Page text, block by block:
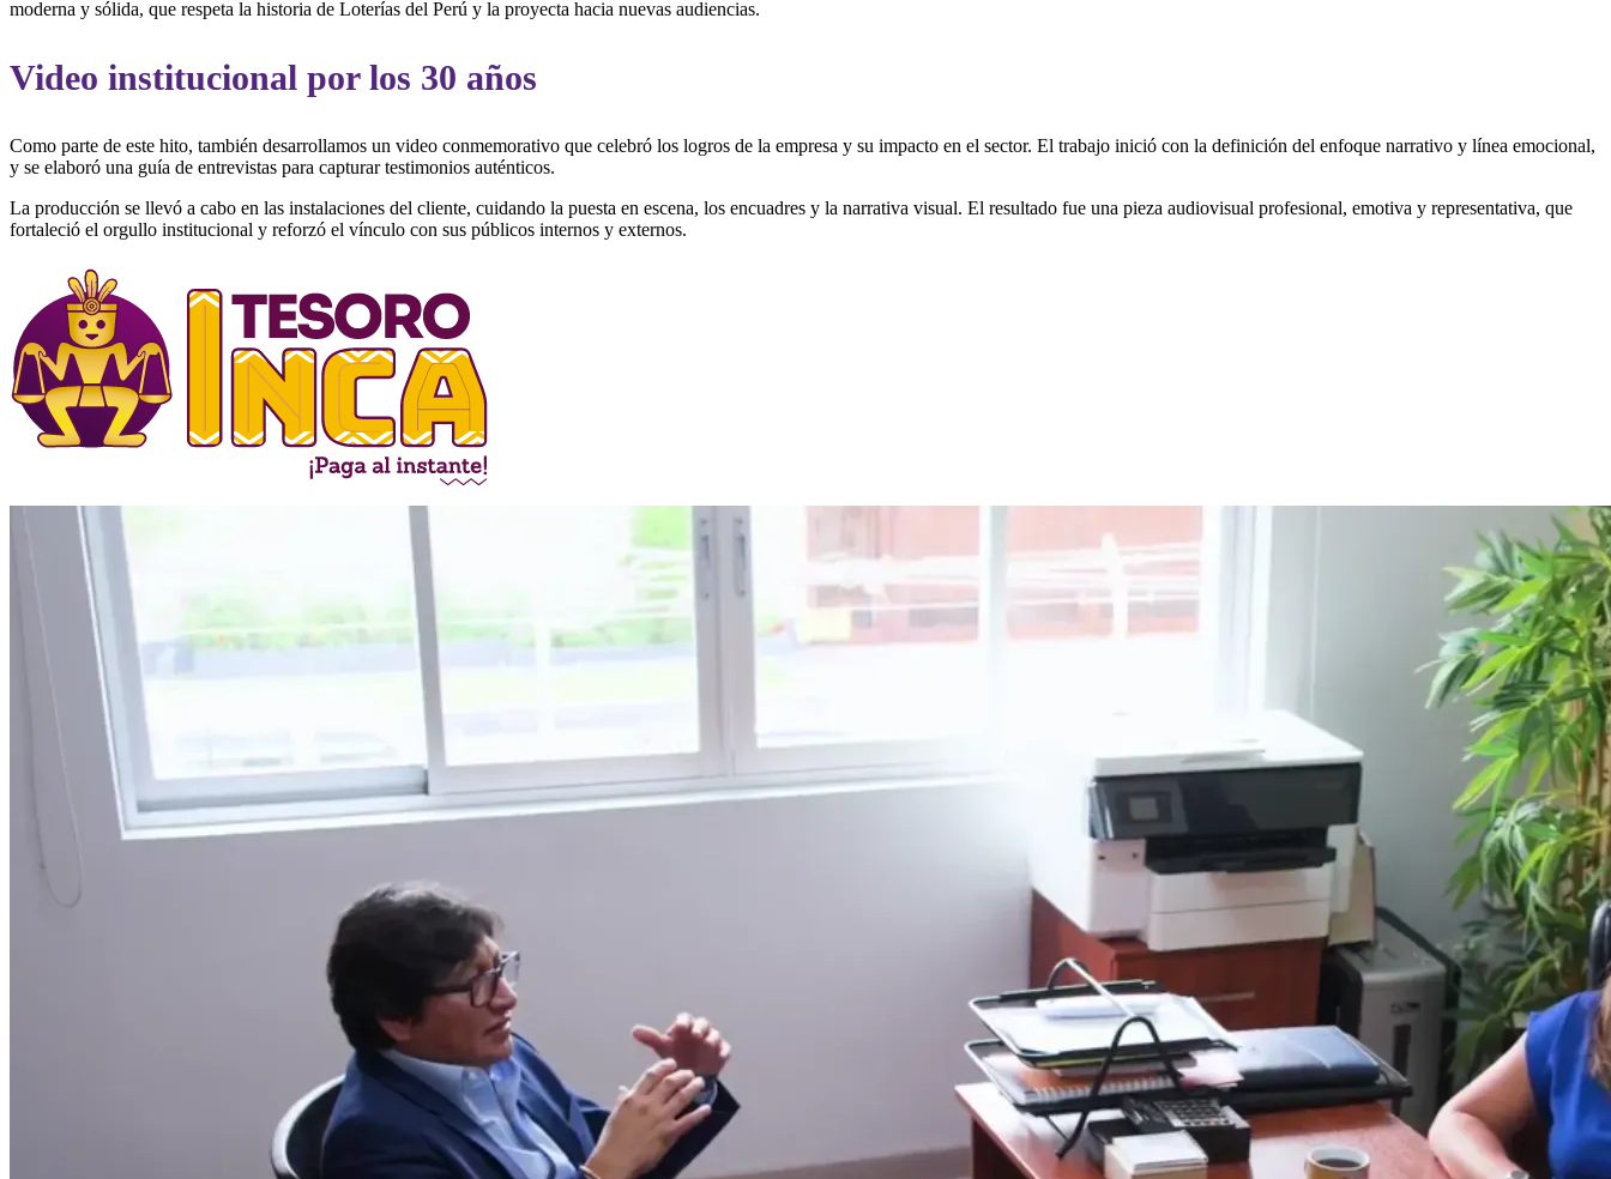
moderna y sólida, que respeta la historia de Loterías del Perú y la proyecta hacia nuevas audiencias.
Video institucional por los 30 años
Como parte de este hito, también desarrollamos un video conmemorativo que celebró los logros de la empresa y su impacto en el sector. El trabajo inició con la definición del enfoque narrativo y línea emocional,
y se elaboró una guía de entrevistas para capturar testimonios auténticos.
La producción se llevó a cabo en las instalaciones del cliente, cuidando la puesta en escena, los encuadres y la narrativa visual. El resultado fue una pieza audiovisual profesional, emotiva y representativa, que
fortaleció el orgullo institucional y reforzó el vínculo con sus públicos internos y externos.